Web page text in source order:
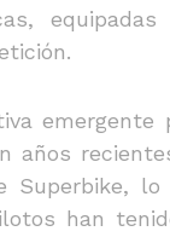
equipadas
emergente
años
Superbike, lo
han